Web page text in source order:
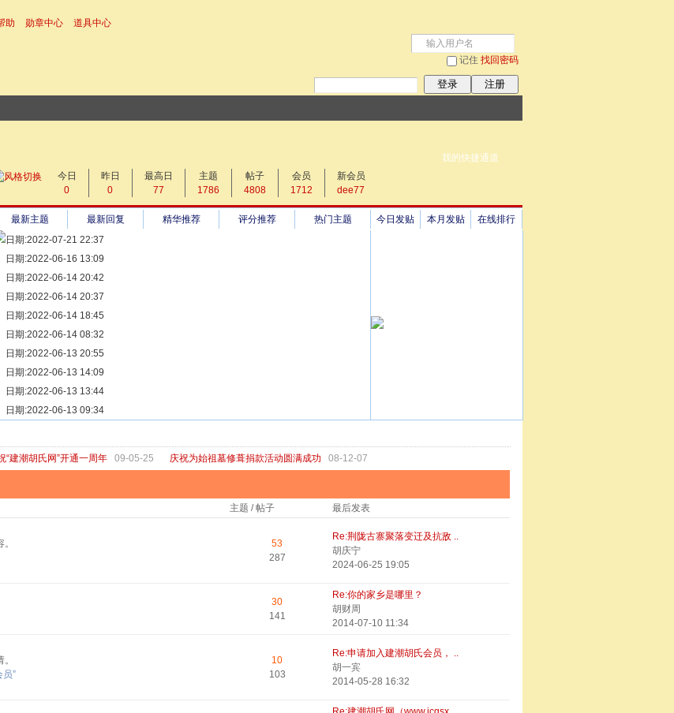
助 勋章中心
道具中心
记住 找回密码
登录 注册
我的快捷通道
帖子 搜 索
热搜：
今日
0
昨日
0
最高日
77
主题
1786
帖子
4808
会员
1712
新会员
dee77
最新主题 最新回复 精华推荐 评分推荐 热门主题 今日发贴 本月发贴
在线排行
日期:2022-07-21 22:37
[ 宗亲新闻 ] 同为宗亲，血脉相连——记陆丰碣石宗亲到祖家京陇居地探亲问祖
日期:2022-06-16 13:09
[ 族谱知识 ] 漫话辈份
日期:2022-06-14 20:42
[ 族谱知识 ] 修族谱的用字规范与说明
日期:2022-06-14 20:37
[ 族谱知识 ] 一元等于多少年？
日期:2022-06-14 18:45
[ 散文随笔 ] 写给远在天堂的父亲——胡棉创
日期:2022-06-14 08:32
[ 宗亲新闻 ] 关于“金鸡落洋”祖坟复原修缮的倡议
日期:2022-06-13 20:55
[ 庙堂宗祠 ] 洽礼祖祠
日期:2022-06-13 14:09
[ 庙堂宗祠 ] 京华胡氏二世祖祠
日期:2022-06-13 13:44
[ 庙堂宗祠 ] 祖祠、家庙
日期:2022-06-13 09:34
“建潮胡氏网”开通一周年 09-05-25 庆祝为始祖墓修葺捐款活动圆满成功 08-12-07
主题 / 帖子
最后发表
53
287
Re:荆陇古寨聚落变迁及抗敌 ..
胡庆宁
2024-06-25 19:05
30
141
Re:你的家乡是哪里？
胡财周
2014-07-10 11:34
”
10
103
Re:申请加入建潮胡氏会员， ..
胡一宾
2014-05-28 16:32